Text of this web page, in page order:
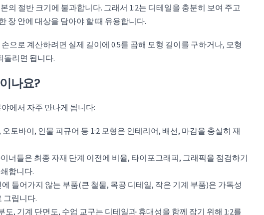
의 절반 크기에 불과합니다. 그래서 1:2는 디테일을 충분히 보여 주고
장 안에 대상을 담아야 할 때 유용합니다.
으로 계산하려면 실제 길이에 0.5를 곱해 모형 길이를 구하거나, 모형
돌리면 됩니다.
나요?
에서 자주 만나게 됩니다:
토바이, 인물 피규어 등 1:2 모형은 인테리어, 배선, 마감을 충실히 재
너들은 최종 자재 단계 이전에 비율, 타이포그래피, 그래픽을 점검하기
합니다.
들어가지 않는 부품(큰 철물, 목공 디테일, 작은 기계 부품)은 가독성
그립니다.
도, 기계 단면도, 수업 교구는 디테일과 휴대성을 함께 잡기 위해 1:2를